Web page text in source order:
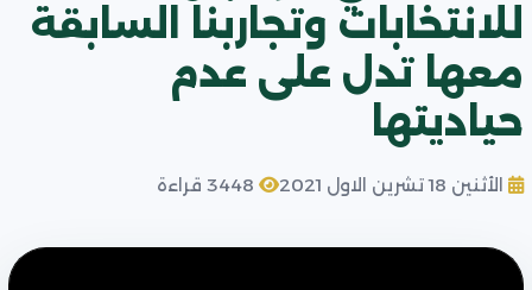
للانتخابات وتجاربنا السابقة
معها تدل على عدم
حياديتها
الأثنين 18 تشرين الاول 2021